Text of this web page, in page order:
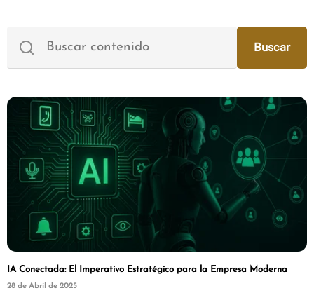
IA Conectada: El Imperativo Estratégico para la Empresa Moderna
28 de Abril de 2025